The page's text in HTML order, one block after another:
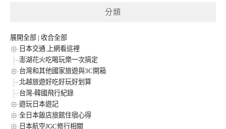
分類
展開全部 | 收合全部
日本交通.上網看這裡
澎湖花火吃喝玩樂一次搞定
台灣和其他國家旅遊與3C開箱
北越旅遊好吃好玩好划算
台灣-韓國飛行紀錄
遊玩日本遊記
全日本飯店旅館住宿心得
日本航空JGC修行相關